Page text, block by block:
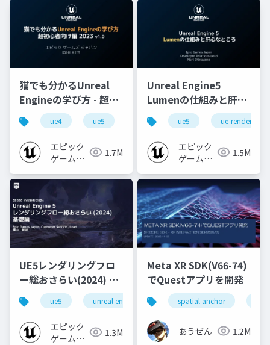
猫でも分かるUnreal
Engineの学び方 - 超初
心者向け編 - 2023 v1.0
ue4 ue5 ue-beginner
エピック
ゲームズ
1.7M
Unreal Engine5
Lumenの仕組みと肝心
なところ
ue5 ue-rendering
エピック
ゲームズ
1.5M
UE5レンダリングフロ
ー総おさらい(2024) 基
礎編！
[CEDEC+KYUSHU
2024]
ue5 unreal engine ue-rendering
エピック
ゲームズ
1.3M
Meta XR SDK(V66-74)
でQuestアプリを開発
spatial anchor
あうぜん 1.2M